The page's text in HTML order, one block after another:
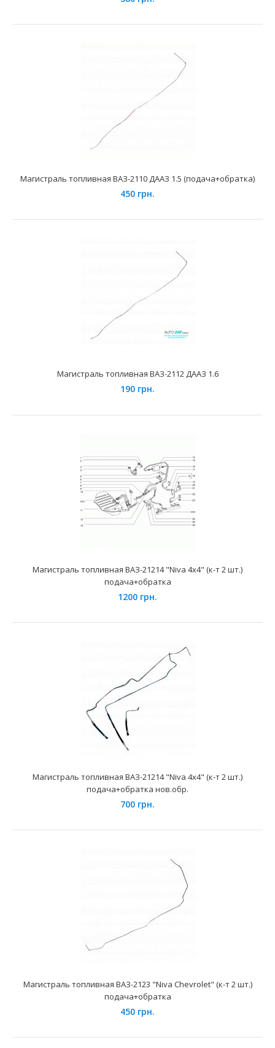
350 грн.
Применение на автомобилях семейства ВАЗ 2108, 2109,
21099, 2113, 2114, 2115 и их модификаций укомпле..
380 грн.
Магистраль топливная ВАЗ-2110 ДААЗ 1.5
(подача+обратка)
450 грн.
Магистраль топливная ВАЗ-2112 ДААЗ 1.6
Магистраль топливная ВАЗ-2110 ДААЗ 1.5 (подача+обратка)
450 грн.
Магистраль топливная ВАЗ-2112 ДААЗ 1.6
190 грн.
Магистраль топливная ВАЗ-21214 "Niva 4x4" (к-т 2 шт.)
подача+обратка
1200 грн.
Магистраль топливная ВАЗ-21214 "Niva 4x4" (к-т 2 шт.)
подача+обратка нов.обр.
700 грн.
Магистраль топливная ВАЗ-2123 "Niva Chevrolet" (к-т 2 шт.)
подача+обратка
450 грн.